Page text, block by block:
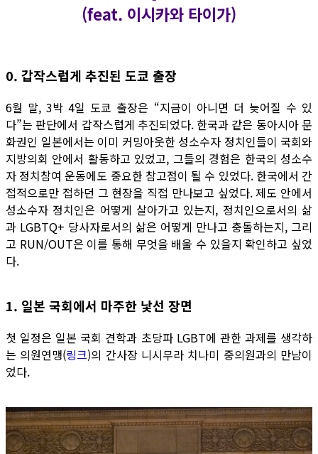
(feat. 이시카와 타이가)
0. 갑작스럽게 추진된 도쿄 출장
6월 말, 3박 4일 도쿄 출장은 “지금이 아니면 더 늦어질 수 있
다”는 판단에서 갑작스럽게 추진되었다. 한국과 같은 동아시아 문
화권인 일본에서는 이미 커밍아웃한 성소수자 정치인들이 국회와
지방의회 안에서 활동하고 있었고, 그들의 경험은 한국의 성소수
자 정치참여 운동에도 중요한 참고점이 될 수 있었다. 한국에서 간
접적으로만 접하던 그 현장을 직접 만나보고 싶었다. 제도 안에서
성소수자 정치인은 어떻게 살아가고 있는지, 정치인으로서의 삶
과 LGBTQ+ 당사자로서의 삶은 어떻게 만나고 충돌하는지, 그리
고 RUN/OUT은 이를 통해 무엇을 배울 수 있을지 확인하고 싶었
다.
1. 일본 국회에서 마주한 낯선 장면
첫 일정은 일본 국회 견학과 초당파 LGBT에 관한 과제를 생각하
는 의원연맹(링크)의 간사장 니시무라 치나미 중의원과의 만남이
었다.